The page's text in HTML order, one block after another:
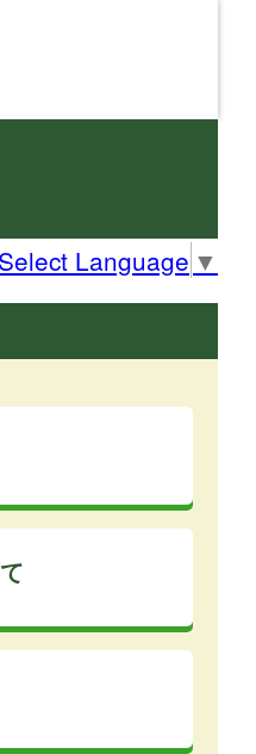
Select Language ▼